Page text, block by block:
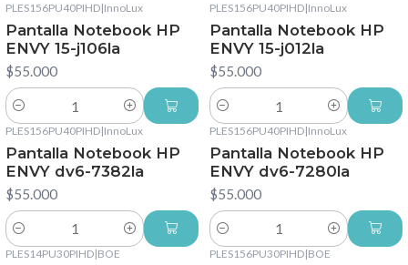
PLES156PU40PIHD|InnoLux
Pantalla Notebook HP
ENVY 15-j106la
$55.000
Cantidad
PLES156PU40PIHD|InnoLux
Pantalla Notebook HP
ENVY 15-j012la
$55.000
Cantidad
PLES156PU40PIHD|InnoLux
Pantalla Notebook HP
ENVY dv6-7382la
$55.000
Cantidad
PLES156PU40PIHD|InnoLux
Pantalla Notebook HP
ENVY dv6-7280la
$55.000
Cantidad
PLES14PU30PIHD|BOE PLES156PU30PIHD|BOE